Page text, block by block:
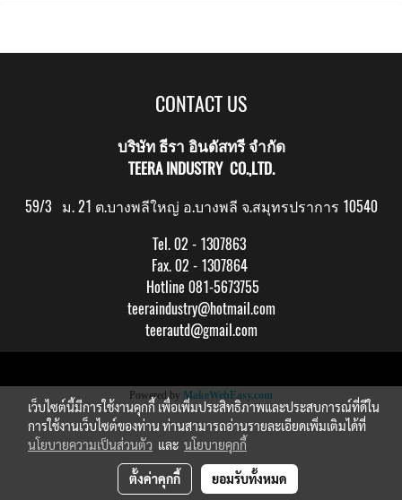
CONTACT US
บริษัท ธีรา อินดัสทรี จำกัด
TEERA INDUSTRY CO.,LTD.
59/3 ม. 21 ต.บางพลีใหญ่ อ.บางพลี จ.สมุทรปราการ 10540
Tel. 02 - 1307863
Fax. 02 - 1307864
Hotline 081-5673755
teeraindustry@hotmail.com
teerautd@gmail.com
Powered by MakeWebEasy.com
เว็บไซต์นี้มีการใช้งานคุกกี้ เพื่อเพิ่มประสิทธิภาพและประสบการณ์ที่ดีใน
การใช้งานเว็บไซต์ของท่าน ท่านสามารถอ่านรายละเอียดเพิ่มเติมได้ที่
นโยบายความเป็นส่วนตัว และ นโยบายคุกกี้
ตั้งค่าคุกกี้ ยอมรับทั้งหมด